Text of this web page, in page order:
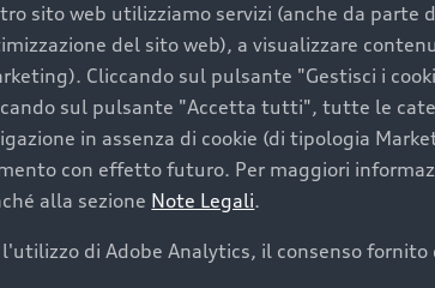
sito web utilizziamo servizi (anche da
del sito web), a visualizzare
Cliccando sul pulsante "Gestisci i
sul pulsante "Accetta tutti", tutte le
in assenza di cookie (di tipologia
con effetto futuro. Per maggiori
alla sezione Note Legali.
l'utilizzo di Adobe Analytics, il consenso